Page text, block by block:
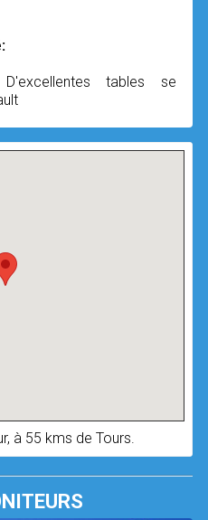
D'excellentes tables se
à 55 kms de Tours.